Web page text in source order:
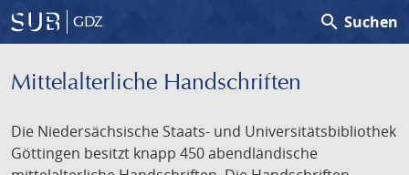
GDZ search Suchen
Mittelalterliche Handschriften
Die Niedersächsische Staats- und Universitätsbibliothek
Göttingen besitzt knapp 450 abendländische